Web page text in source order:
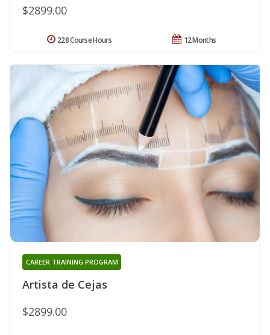
$2899.00
12 Months
228 Course Hours
Artista de Cejas
CAREER TRAINING PROGRAM
$2899.00